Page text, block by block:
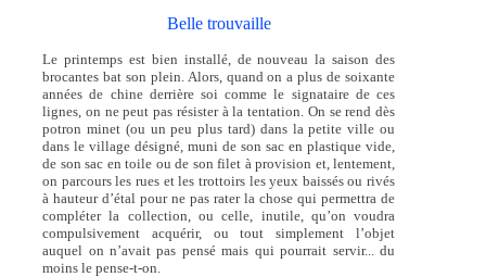
Belle trouvaille
Le printemps est bien installé, de nouveau la saison des
brocantes bat son plein. Alors, quand on a plus de soixante
années de chine derrière soi comme le signataire de ces
lignes, on ne peut pas résister à la tentation. On se rend dès
potron minet (ou un peu plus tard) dans la petite ville ou
dans le village désigné, muni de son sac en plastique vide,
de son sac en toile ou de son filet à provision et, lentement,
on parcours les rues et les trottoirs les yeux baissés ou rivés
à hauteur d’étal pour ne pas rater la chose qui permettra de
compléter la collection, ou celle, inutile, qu’on voudra
compulsivement acquérir, ou tout simplement l’objet
auquel on n’avait pas pensé mais qui pourrait servir... du
moins le pense-t-on.